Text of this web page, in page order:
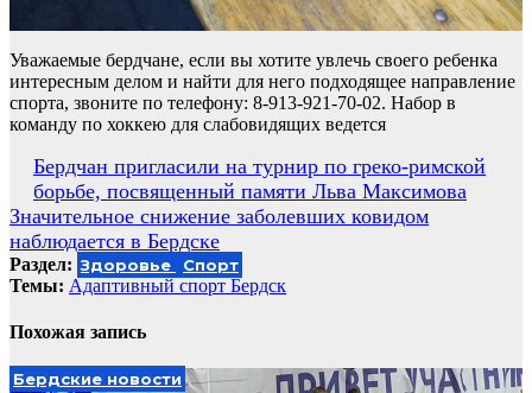
Уважаемые бердчане, если вы хотите увлечь своего ребенка
интересным делом и найти для него подходящее направление
спорта, звоните по телефону: 8-913-921-70-02. Набор в
команду по хоккею для слабовидящих ведется
Навигация
по
записям
Бердчан пригласили на турнир по греко-римской
борьбе, посвященный памяти Льва Максимова
Значительное снижение заболевших ковидом
наблюдается в Бердске
Раздел: Здоровье Спорт
Темы: Адаптивный спорт Бердск
Похожая запись
Бердские новости